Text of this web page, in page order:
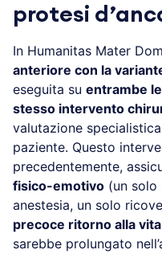
protesi
In Humanitas Mater
anteriore con la
eseguita su entrambe
stesso intervento
valutazione
paziente. Questo
precedentemente,
fisico-emotivo (un solo
anestesia, un solo
precoce ritorno alla
sarebbe prolungato